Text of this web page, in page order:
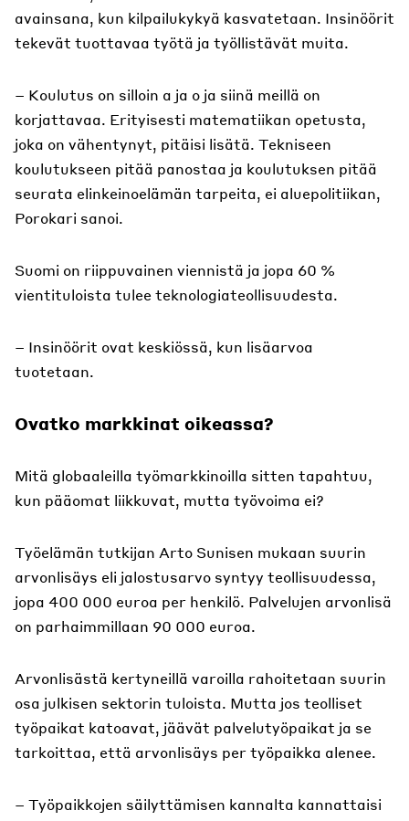
avainsana, kun kilpailukykyä kasvatetaan. Insinöörit
tekevät tuottavaa työtä ja työllistävät muita.
– Koulutus on silloin a ja o ja siinä meillä on
korjattavaa. Erityisesti matematiikan opetusta,
joka on vähentynyt, pitäisi lisätä. Tekniseen
koulutukseen pitää panostaa ja koulutuksen pitää
seurata elinkeinoelämän tarpeita, ei aluepolitiikan,
Porokari sanoi.
Suomi on riippuvainen viennistä ja jopa 60 %
vientituloista tulee teknologiateollisuudesta.
– Insinöörit ovat keskiössä, kun lisäarvoa
tuotetaan.
Ovatko markkinat oikeassa?
Mitä globaaleilla työmarkkinoilla sitten tapahtuu,
kun pääomat liikkuvat, mutta työvoima ei?
Työelämän tutkijan Arto Sunisen mukaan suurin
arvonlisäys eli jalostusarvo syntyy teollisuudessa,
jopa 400 000 euroa per henkilö. Palvelujen arvonlisä
on parhaimmillaan 90 000 euroa.
Arvonlisästä kertyneillä varoilla rahoitetaan suurin
osa julkisen sektorin tuloista. Mutta jos teolliset
työpaikat katoavat, jäävät palvelutyöpaikat ja se
tarkoittaa, että arvonlisäys per työpaikka alenee.
– Työpaikkojen säilyttämisen kannalta kannattaisi